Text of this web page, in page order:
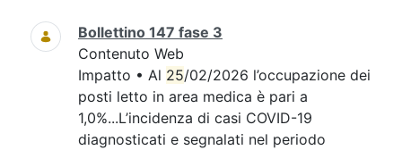
Bollettino 147 fase 3
Contenuto Web
Impatto • Al 25/02/2026 l’occupazione dei
posti letto in area medica è pari a
1,0%...L’incidenza di casi COVID-19
diagnosticati e segnalati nel periodo